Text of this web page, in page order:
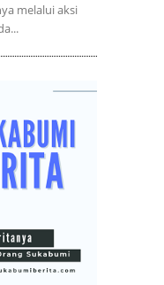
melalui aksi